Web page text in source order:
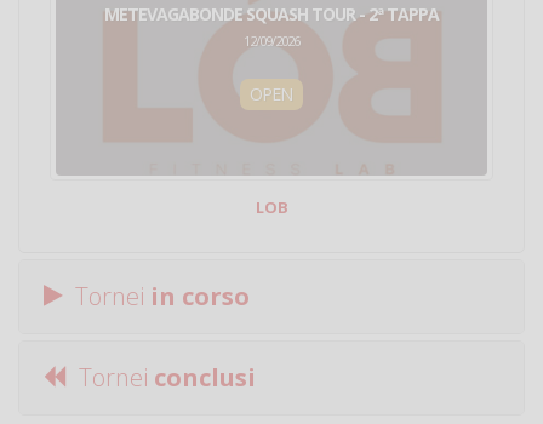
METEVAGABONDE SQUASH TOUR - 2ª TAPPA
12/09/2026
OPEN
LOB
Tornei in corso
Tornei conclusi